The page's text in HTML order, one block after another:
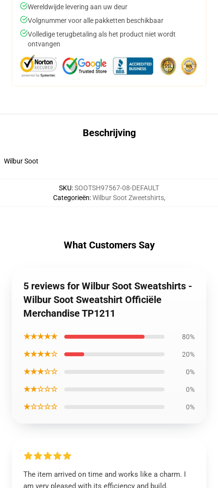
Wereldwijde levering aan uw deur
Volgnummer voor alle pakketten beschikbaar
Volledige terugbetaling als het product niet wordt
ontvangen
Beschrijving
Wilbur Soot
SKU:SOOTSH97567-08-DEFAULT
Categorieën:Wilbur Soot Zweetshirts,
What Customers Say
5 reviews for Wilbur Soot Sweatshirts -
Wilbur Soot Sweatshirt Officiële
Merchandise TP1211
★★★★★ 80%
★★★★☆ 20%
★★★☆☆ 0%
★★☆☆☆ 0%
★☆☆☆☆ 0%
The item arrived on time and works like a charm. I
am very pleased with its efficiency and build.